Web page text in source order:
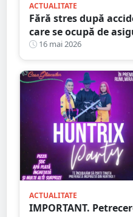
ACTUALITATE
Fără stres după
care se ocupă de
mașină la schimb
16 mai 2026
ACTUALITATE
IMPORTANT.